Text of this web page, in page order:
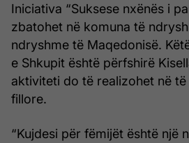
Iniciativa “Suksese nxënës i
zbatohet në komuna të
ndryshme të Maqedonisë.
e Shkupit është përfshirë
aktiviteti do të realizohet në
fillore.
“Kujdesi për fëmijët është një